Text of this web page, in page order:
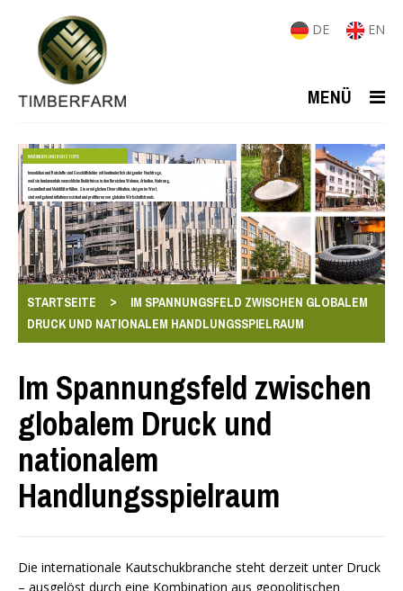
DE EN
MENÜ
IMMOBILIEN UND ROHSTOFFE
Immobilien und Rohstoffe sind Geschäftsfelder mit kontinuierlich steigender Nachfrage,
weil sie fundamentale menschliche Bedürfnisse in den Bereichen Wohnen, Arbeiten, Nahrung,
Gesundheit und Mobilität erfüllen. Sie ermöglichen Diversifikation, steigen im Wert,
sind weitgehend inflationsresistent und profitieren von globalen Wirtschaftstrends.
STARTSEITE >
IM SPANNUNGSFELD ZWISCHEN GLOBALEM
DRUCK UND NATIONALEM HANDLUNGSSPIELRAUM
Im Spannungsfeld zwischen
globalem Druck und
nationalem
Handlungsspielraum
Die internationale Kautschukbranche steht derzeit unter Druck
– ausgelöst durch eine Kombination aus geopolitischen